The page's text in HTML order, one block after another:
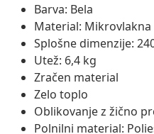
Barva: Bela
Material: Mikrovlakna
Splošne dimenzije:
Utež: 6,4 kg
Zračen material
Zelo toplo
Oblikovanje z žično
Polnilni material: